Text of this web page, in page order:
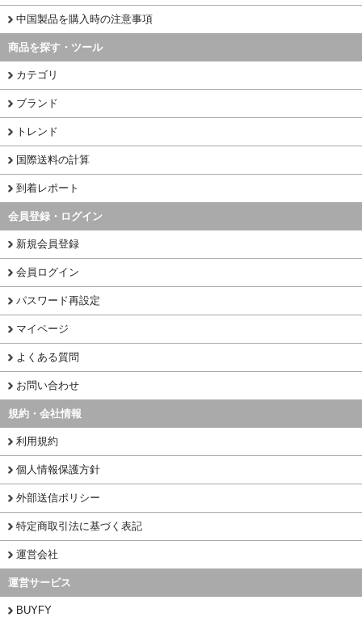
中国製品を購入時の注意事項
商品を探す・ツール
カテゴリ
ブランド
トレンド
国際送料の計算
到着レポート
会員登録・ログイン
新規会員登録
会員ログイン
パスワード再設定
マイページ
よくある質問
お問い合わせ
規約・会社情報
利用規約
個人情報保護方針
外部送信ポリシー
特定商取引法に基づく表記
運営会社
運営サービス
BUYFY